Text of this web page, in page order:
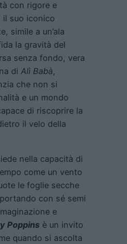
con rigore e
il suo iconico
simile a un’ala
la gravità del
senza fondo, vera
di Alì Babà,
che non si
e un mondo
di riscoprire la
il velo della
nella capacità di
come un vento
le foglie secche
con sé semi
e
Poppins è un invito
quando si ascolta